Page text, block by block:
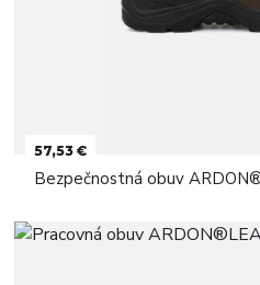
57,53 €
Bezpečnostná obuv